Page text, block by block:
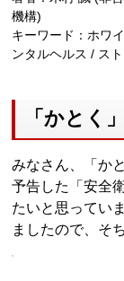
機構)
キーワード：ホワ
ンタルヘルス / ス
「かとく
みなさん、「か
予告した「安全
たいと思ってい
ましたので、そ